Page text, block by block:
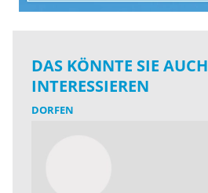
DAS KÖNNTE SIE AUCH
INTERESSIEREN
DORFEN